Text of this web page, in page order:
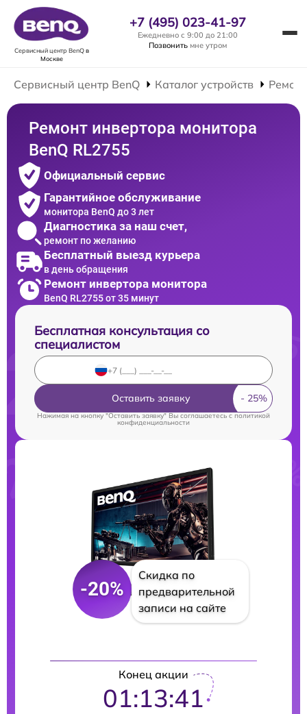
Сервисный центр BenQв
Москве
+7 (495) 023-41-97
Ежедневно с 9:00 до 21:00
Позвонить мне утром
Сервисный центр BenQ Каталог устройств
Ремонт инвертора монитора
BenQ RL2755
Официальный сервис
Гарантийное обслуживание
монитора BenQ до 3 лет
Диагностика за наш счет,
ремонт по желанию
Бесплатный выезд курьера
в день обращения
Ремонт инвертора монитора
BenQ RL2755 от 35 минут
Бесплатная консультация со
специалистом
Оставить заявку
Нажимая на кнопку "Оставить заявку" Вы соглашаетесь cполитикой
конфиденциальности
-20%
Скидка по
предварительной
записи на сайте
Конец акции
01:13:41